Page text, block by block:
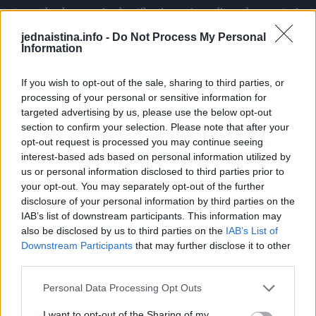
jednaistina.info - Do Not Process My Personal
Information
If you wish to opt-out of the sale, sharing to third parties, or
processing of your personal or sensitive information for
targeted advertising by us, please use the below opt-out
section to confirm your selection. Please note that after your
opt-out request is processed you may continue seeing
interest-based ads based on personal information utilized by
us or personal information disclosed to third parties prior to
your opt-out. You may separately opt-out of the further
disclosure of your personal information by third parties on the
IAB’s list of downstream participants. This information may
also be disclosed by us to third parties on the IAB’s List of
Downstream Participants that may further disclose it to other
Personal Data Processing Opt Outs
trenutku, kamera je uhvatila njegov izraz lica, a komentari
na prijenosu su se zaustavili na nekoliko sekundi prije
nego što su počeli eksplodirati, jer ljudi su shvatili da
Unutra je bilo sve. Finansijski izvodi. Dokazi o prebacivanju
novca. Dokumenti koji pokazuju da je ostavio porodicu bez
sredstava. I pismo koje sam napisala. U pismu sam jasno
objasnila šta je uradio, ne iz osvete nego iz potrebe da
istina izađe pred ljude koji su slavili njegov “novi početak”
ne znajući kakav je kraj ostavio iza sebe. I to me ojačalo. Jer
sam govorila istinu. Njegova mlada ga je pogledala,
zbunjena, jer ono što je čitala nije bila priča koju joj je on
ispričao, nego nešto potpuno drugačije, nešto što nije
kada te istina pogodi pred svima, nemaš vremena da